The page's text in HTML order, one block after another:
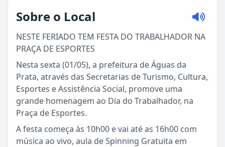
Sobre o Local
NESTE FERIADO TEM FESTA DO TRABALHADOR NA
PRAÇA DE ESPORTES
Nesta sexta (01/05), a prefeitura de Águas da
Prata, através das Secretarias de Turismo, Cultura,
Esportes e Assistência Social, promove uma
grande homenagem ao Dia do Trabalhador, na
Praça de Esportes.
A festa começa às 10h00 e vai até as 16h00 com
música ao vivo, aula de Spinning Gratuita em
Sou Turista em Águas da Prata